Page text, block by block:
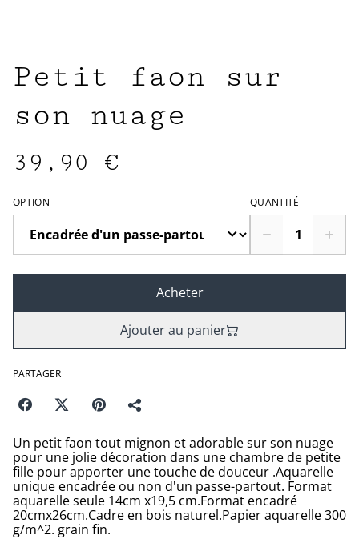
Petit faon sur
son nuage
39,90 €
OPTION QUANTITÉ
Acheter
Ajouter au panier
PARTAGER
Un petit faon tout mignon et adorable sur son nuage
pour une jolie décoration dans une chambre de petite
fille pour apporter une touche de douceur .Aquarelle
unique encadrée ou non d'un passe-partout. Format
aquarelle seule 14cm x19,5 cm.Format encadré
20cmx26cm.Cadre en bois naturel.Papier aquarelle 300
g/m^2. grain fin.